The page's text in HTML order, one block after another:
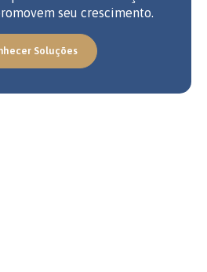
seu crescimento.
Soluções